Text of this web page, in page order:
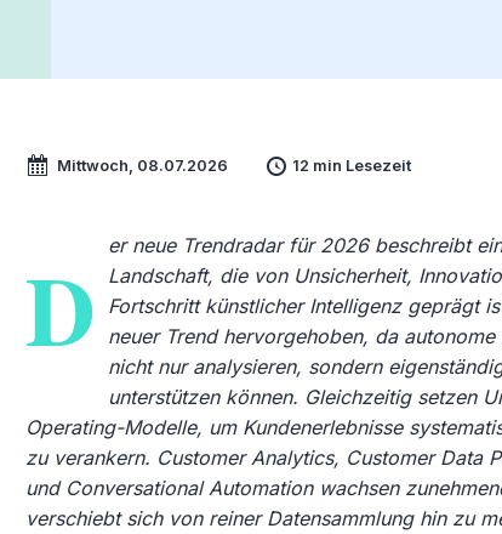
Mittwoch, 08.07.2026 12 min Lesezeit
D
er neue Trendradar für 2026 beschreibt
Landschaft, die von Unsicherheit,
Fortschritt künstlicher Intelligenz geprägt
neuer Trend hervorgehoben, da
nicht nur analysieren, sondern
unterstützen können. Gleichzeitig setzen
Operating-Modelle, um Kundenerlebnisse
zu verankern. Customer Analytics, Customer Data
und Conversational Automation wachsen
verschiebt sich von reiner Datensammlung hin zu